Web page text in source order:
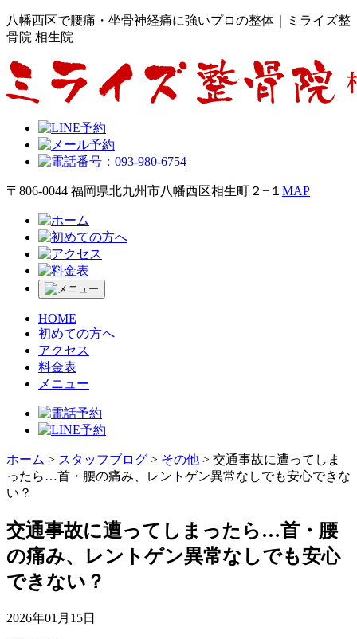
八幡西区で腰痛・坐骨神経痛に強いプロの整体｜ミライズ整
骨院 相生院
〒806-0044 福岡県北九州市八幡西区相生町２−１ MAP
HOME
初めての方へ
アクセス
料金表
メニュー
ホーム > スタッフブログ > その他 > 交通事故に遭ってしま
ったら…首・腰の痛み、レントゲン異常なしでも安心できな
い？
交通事故に遭ってしまったら…首・腰
の痛み、レントゲン異常なしでも安心
できない？
2026年01月15日